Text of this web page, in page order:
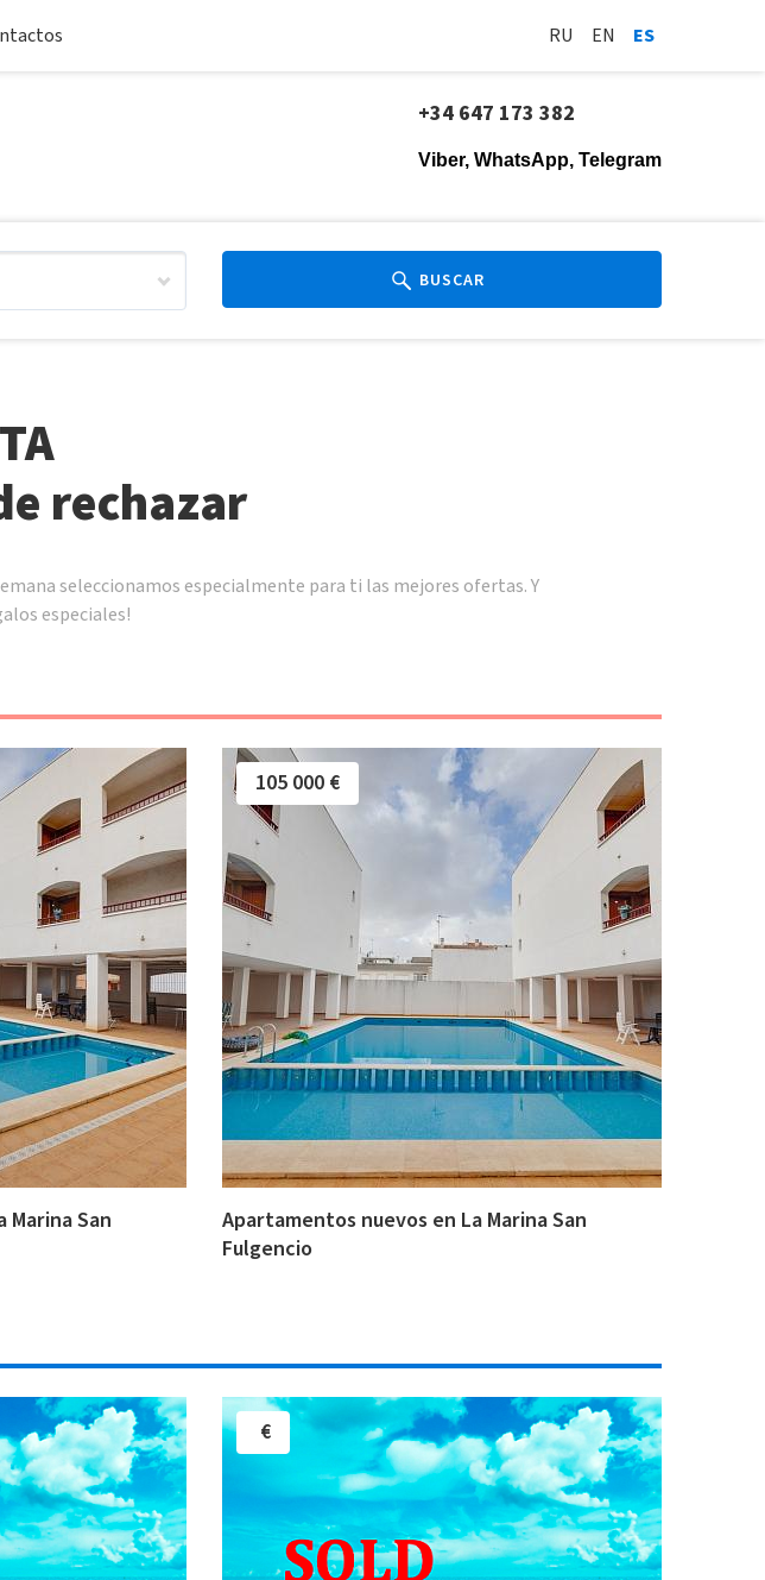
RU EN ES
+34 647 173 382
Viber, WhatsApp, Telegram
BUSCAR
rechazar
seleccionamos especialmente para ti las mejores ofertas. Y
especiales!
San
Apartamentos nuevos en La Marina San
Fulgencio
105 000 €
€